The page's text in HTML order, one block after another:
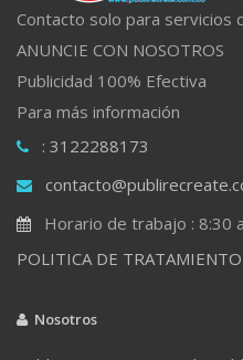
Contacto solo para servicios
ANUNCIE CON NOSOTROS
Publicidad 100% Efectiva
Para más información
: 3122288173
Horario de trabajo : 8:30
POLITICA DE
Nosotros